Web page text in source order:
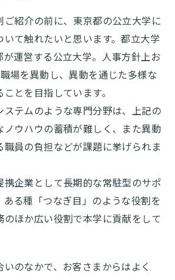
ご紹介の前に、東京都の公立大学に
て触れたいと思います。都立大学
運営する公立大学。人事方針上お
場を異動し、異動を通じた多様な
とを目指しています。
ステムのような専門分野は、上記の
ウハウの蓄積が難しく、また異動
職員の負担などが課題に挙げられま
携企業として長期的な常駐型のサポ
る種「つなぎ目」のような役割を
のほか広い役割で本学に貢献をして
いのなかで、お客さまからはよく